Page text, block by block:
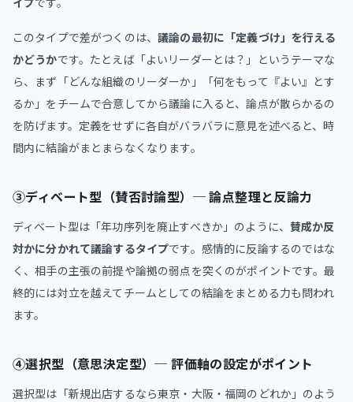
このタイプで差がつくのは、議論の最初に「定義づけ」を行える
かどうかです。たとえば「よいリーダーとは？」というテーマな
ら、まず「どんな組織のリーダーか」「何をもって『よい』とす
るか」をチームで合意してから議論に入ると、論点が散らかるの
を防げます。定義をせずに各自がバラバラに意見を述べると、時
間内に結論がまとまらなくなります。
③ディベート型（賛否討論型）─ 論点整理と反論力
ディベート型は「年功序列を廃止すべきか」のように、賛成か反
対かに分かれて議論するタイプです。感情的に反論するのではな
く、相手の主張の前提や論拠の弱点を突くのがポイントです。最
終的には対立を越えてチームとしての結論をまとめる力も問われ
ます。
④選択型（意思決定型）─ 評価軸の設定がポイント
選択型は「新規出店するなら東京・大阪・福岡のどれか」のよう